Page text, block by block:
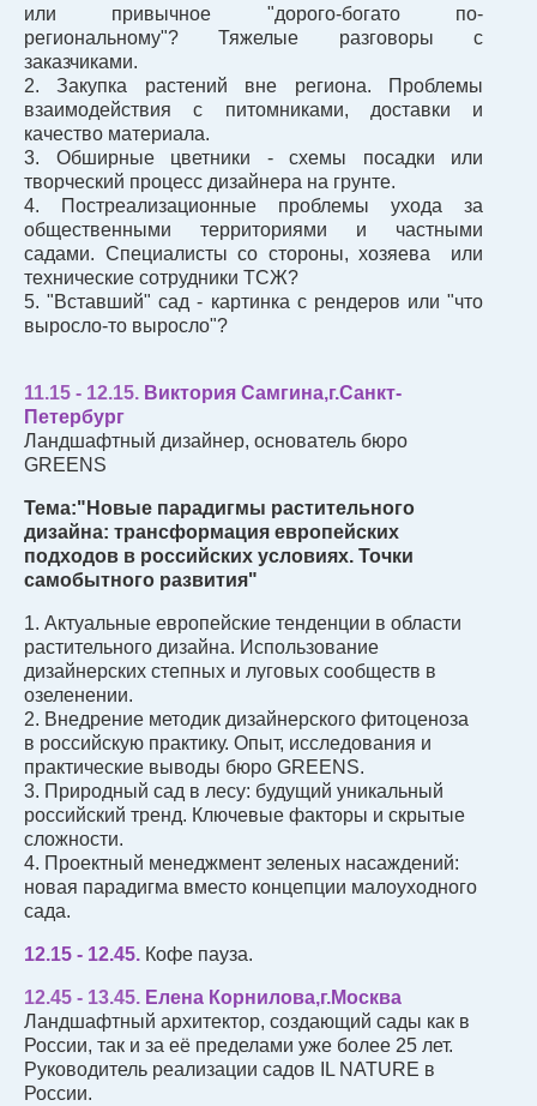
или привычное "дорого-богато по-
региональному"? Тяжелые разговоры с
заказчиками.
2. Закупка растений вне региона. Проблемы
взаимодействия с питомниками, доставки и
качество материала.
3. Обширные цветники - схемы посадки или
творческий процесс дизайнера на грунте.
4. Постреализационные проблемы ухода за
общественными территориями и частными
садами. Специалисты со стороны, хозяева или
технические сотрудники ТСЖ?
5. "Вставший" сад - картинка с рендеров или "что
выросло-то выросло"?
11.15 - 12.15. Виктория Самгина,г.Санкт-
Петербург
Ландшафтный дизайнер, основатель бюро
GREENS
Тема:"Новые парадигмы растительного
дизайна: трансформация европейских
подходов в российских условиях. Точки
самобытного развития"
1. Актуальные европейские тенденции в области
растительного дизайна. Использование
дизайнерских степных и луговых сообществ в
озеленении.
2. Внедрение методик дизайнерского фитоценоза
в российскую практику. Опыт, исследования и
практические выводы бюро GREENS.
3. Природный сад в лесу: будущий уникальный
российский тренд. Ключевые факторы и скрытые
сложности.
4. Проектный менеджмент зеленых насаждений:
новая парадигма вместо концепции малоуходного
сада.
12.15 - 12.45. Кофе пауза.
12.45 - 13.45. Елена Корнилова,г.Москва
Ландшафтный архитектор, создающий сады как в
России, так и за её пределами уже более 25 лет.
Руководитель реализации садов IL NATURE в
России.